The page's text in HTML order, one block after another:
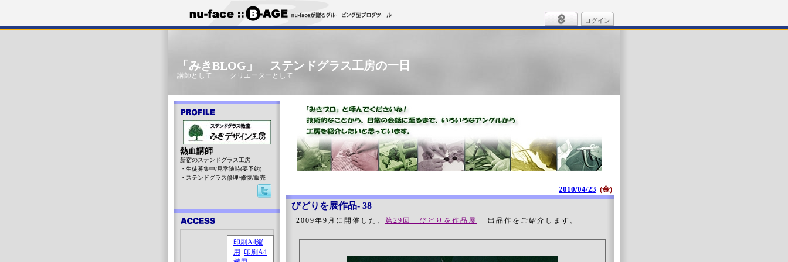
ログイン
「みきBLOG」 ステンドグラス工房の一日
講師として･･･ クリエーターとして･･･
2010/04/23 (金)
びどりを展作品- 38
2009年9月に開催した、 第29回 びどりを作品展 出品作をご紹介します。
熱血講師
新宿のステンドグラス工房
・生徒募集中/見学随時(要予約)
・ステンドグラス修理/修復/販売